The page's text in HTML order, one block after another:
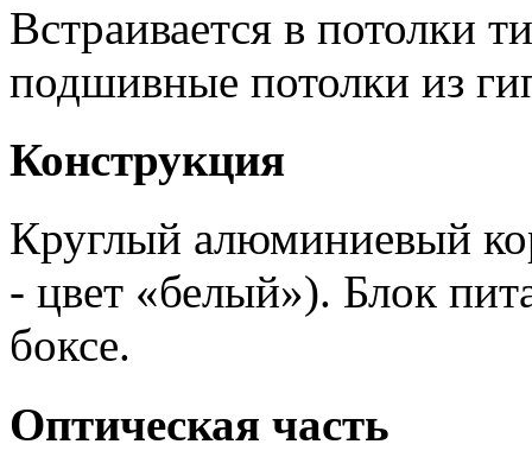
Встраивается в потолки
подшивные потолки из
Конструкция
Круглый алюминиевый
- цвет «белый»). Блок
боксе.
Оптическая часть